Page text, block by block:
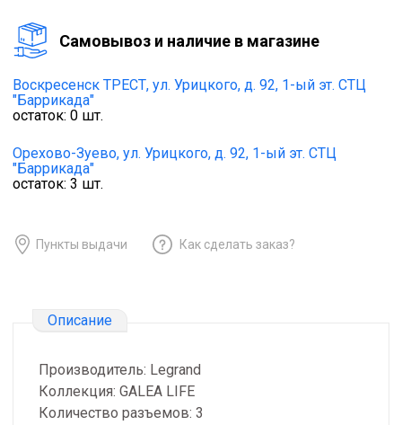
Cамовывоз и наличие в магазине
Воскресенск ТРЕСТ, ул. Урицкого, д. 92, 1-ый эт. СТЦ
"Баррикада"
остаток: 0 шт.
Орехово-Зуево, ул. Урицкого, д. 92, 1-ый эт. СТЦ
"Баррикада"
остаток: 3 шт.
Пункты выдачи Как сделать заказ?
Описание
Производитель: Legrand
Коллекция: GALEA LIFE
Количество разъемов: 3